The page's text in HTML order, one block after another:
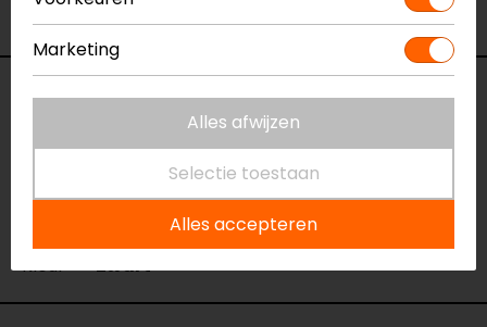
Bekijk onze andere
winter motorhandschoenen.
Specificaties
Naam
IXS Almeria Evo WindStopper
Onderhandschoenen
Kleur
Zwart
Marketing
Alles afwijzen
Selectie toestaan
Alles accepteren